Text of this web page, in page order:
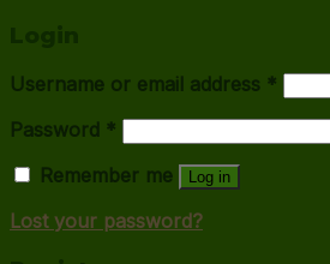
Username or email address *
Password *
Remember me
Log in
Lost your password?